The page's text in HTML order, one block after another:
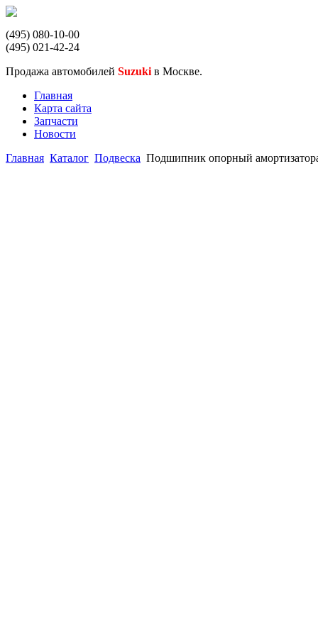
(495) 080-10-00
(495) 021-42-24
Продажа автомобилей Suzuki в Москве.
Главная
Карта сайта
Запчасти
Новости
Главная Каталог Подвеска Подшипник опорный